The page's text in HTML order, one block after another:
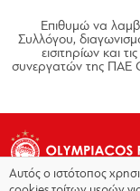
Επιθυμώ να
Συλλόγου,
εισιτηρίων και
συνεργατών της ΠΑΕ
Αυτός ο ιστότοπος